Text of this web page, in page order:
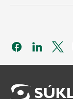
Odkaz seOdkaz